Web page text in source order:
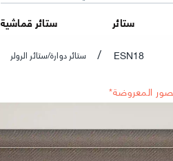
ستائر قماشية ستائر
ستائر دوارة/ستائر الرولر / ESN18
المعروضة